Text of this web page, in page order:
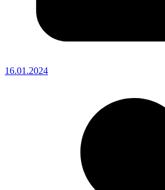
16.01.2024